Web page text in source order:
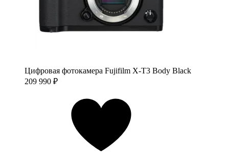
Цифровая фотокамера Fujifilm X-T3 Body Black
209 990 ₽